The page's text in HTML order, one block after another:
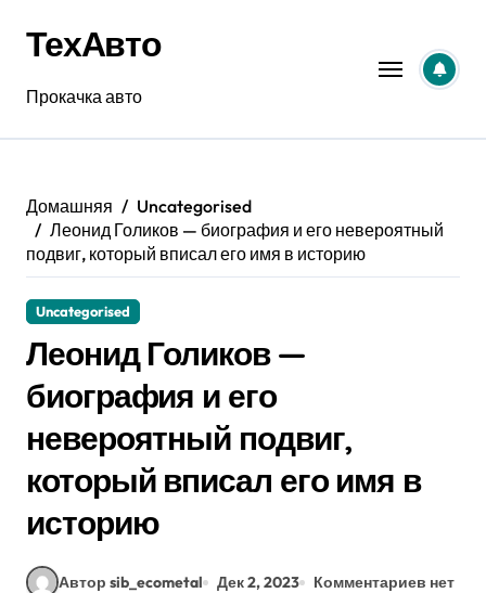
содержанию
ТехАвто
Прокачка авто
Домашняя
Uncategorised
Леонид Голиков — биография и его невероятный
подвиг, который вписал его имя в историю
Uncategorised
Леонид Голиков —
биография и его
невероятный подвиг,
который вписал его имя в
историю
Автор sib_ecometal Дек 2, 2023 Комментариев нет